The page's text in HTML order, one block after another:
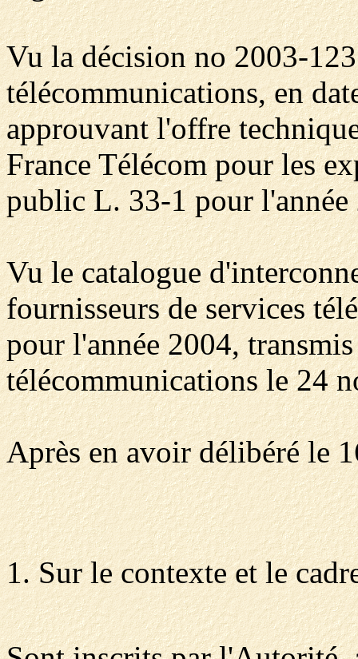
Vu la décision no 2003-
télécommunications, en
approuvant l'offre
France Télécom pour les
public L. 33-1 pour l'année
Vu le catalogue
fournisseurs de services
pour l'année 2004,
télécommunications le 24
Après en avoir délibéré le
1. Sur le contexte et le